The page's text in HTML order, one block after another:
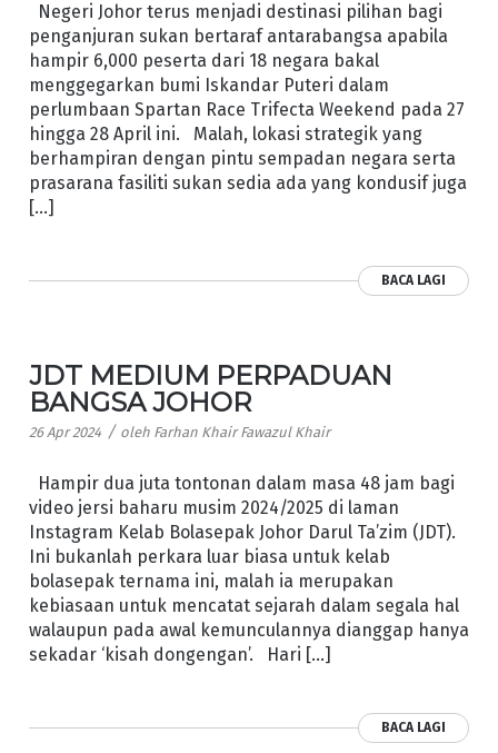
Negeri Johor terus menjadi destinasi pilihan bagi
penganjuran sukan bertaraf antarabangsa apabila
hampir 6,000 peserta dari 18 negara bakal
menggegarkan bumi Iskandar Puteri dalam
perlumbaan Spartan Race Trifecta Weekend pada 27
hingga 28 April ini. Malah, lokasi strategik yang
berhampiran dengan pintu sempadan negara serta
prasarana fasiliti sukan sedia ada yang kondusif juga
[…]
BACA LAGI
JDT MEDIUM PERPADUAN
BANGSA JOHOR
26 Apr 2024 / oleh Farhan Khair Fawazul Khair
Hampir dua juta tontonan dalam masa 48 jam bagi
video jersi baharu musim 2024/2025 di laman
Instagram Kelab Bolasepak Johor Darul Ta’zim (JDT).
Ini bukanlah perkara luar biasa untuk kelab
bolasepak ternama ini, malah ia merupakan
kebiasaan untuk mencatat sejarah dalam segala hal
walaupun pada awal kemunculannya dianggap hanya
sekadar ‘kisah dongengan’. Hari […]
BACA LAGI